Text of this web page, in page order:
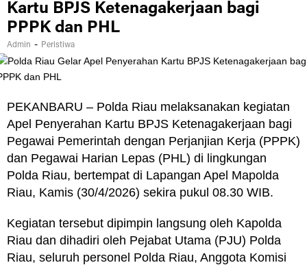
Kartu BPJS Ketenagakerjaan bagi
PPPK dan PHL
Admin - Peristiwa
PEKANBARU – Polda Riau melaksanakan kegiatan
Apel Penyerahan Kartu BPJS Ketenagakerjaan bagi
Pegawai Pemerintah dengan Perjanjian Kerja (PPPK)
dan Pegawai Harian Lepas (PHL) di lingkungan
Polda Riau, bertempat di Lapangan Apel Mapolda
Riau, Kamis (30/4/2026) sekira pukul 08.30 WIB.
Kegiatan tersebut dipimpin langsung oleh Kapolda
Riau dan dihadiri oleh Pejabat Utama (PJU) Polda
Riau, seluruh personel Polda Riau, Anggota Komisi